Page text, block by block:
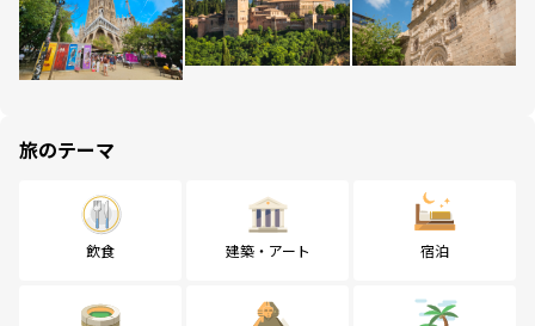
旅のテーマ
飲食 建築・アート 宿泊